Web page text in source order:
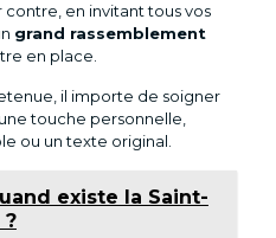
en invitant tous vos
grand rassemblement
en place.
il importe de soigner
touche personnelle,
ou un texte original.
existe la Saint-
?